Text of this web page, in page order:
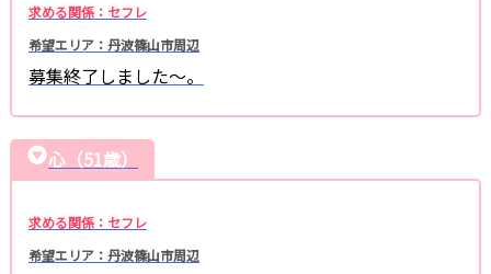
求める関係：セフレ
希望エリア：丹波篠山市周辺
募集終了しました〜。
心（51歳）
求める関係：セフレ
希望エリア：丹波篠山市周辺